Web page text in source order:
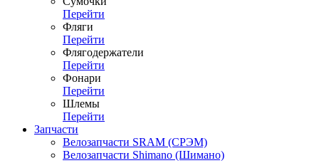
Перейти
Фляги
Перейти
Флягодержатели
Перейти
Фонари
Перейти
Шлемы
Перейти
Запчасти
Велозапчасти SRAM (СРЭМ)
Велозапчасти Shimano (Шимано)